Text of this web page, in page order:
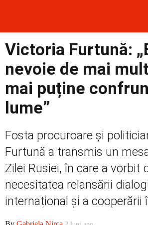
Politică
Externe
Victoria Furtună:
nevoie de mai
mai puține
lume”
Fosta procuroare și
Furtună a transmis un
Zilei Rusiei, în care a vorbit
necesitatea relansării
internațional și a cooperării